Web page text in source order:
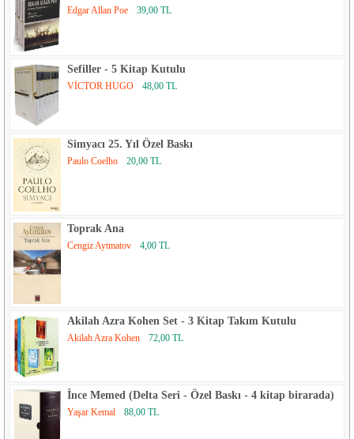
Edgar Allan Poe 39,00 TL
Sefiller - 5 Kitap Kutulu
VİCTOR HUGO 48,00 TL
Simyacı 25. Yıl Özel Baskı
Paulo Coelho 20,00 TL
Toprak Ana
Cengiz Aytmatov 4,00 TL
Akilah Azra Kohen Set - 3 Kitap Takım Kutulu
Akilah Azra Kohen 72,00 TL
İnce Memed (Delta Seri - Özel Baskı - 4 kitap birarada)
Yaşar Kemal 88,00 TL